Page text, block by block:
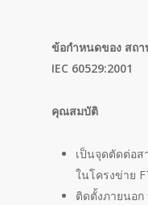
ข้อกำหนดของ สถ
IEC 60529:2001
คุณสมบัติ
เป็นจุดตัดต่อส
ในโครงข่าย
ติดตั้งภายนอก